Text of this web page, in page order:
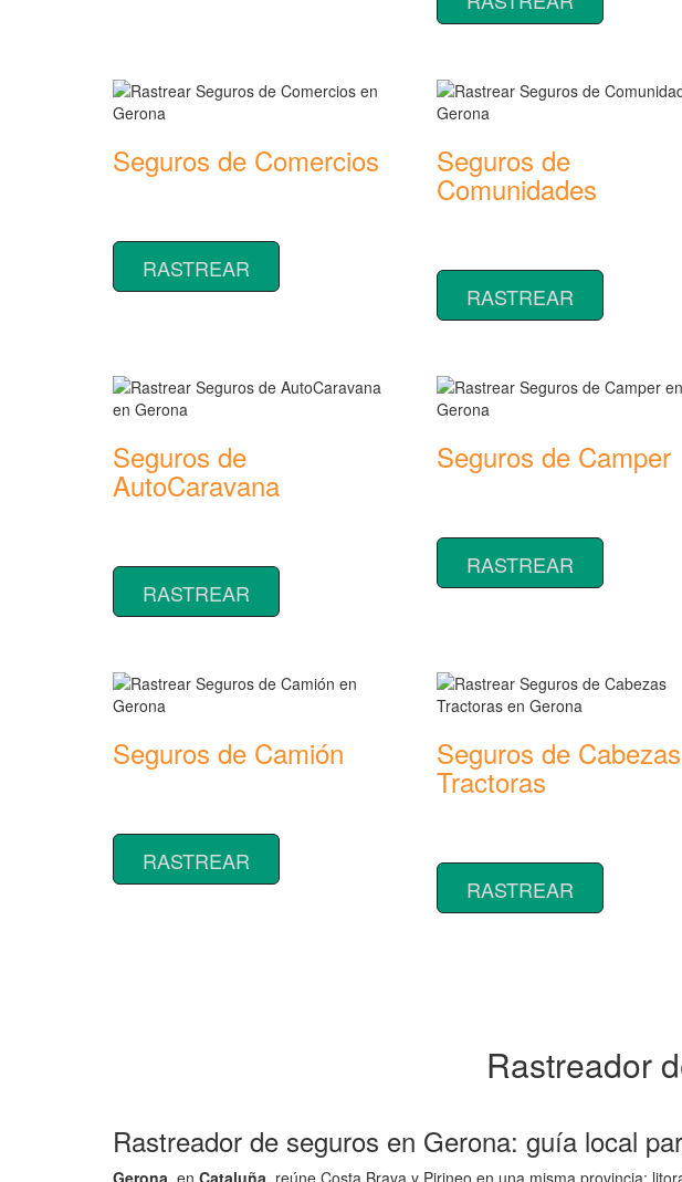
Seguros de Comercios
RASTREAR
Seguros de
Comunidades
RASTREAR
Seguros de
AutoCaravana
RASTREAR
Seguros de Camper
RASTREAR
Seguros de Camión
RASTREAR
Seguros de Cabezas
Tractoras
RASTREAR
Rastreador
Rastreador de seguros en Gerona: guía local
Gerona, en Cataluña, reúne Costa Brava y Pirineo en una misma provincia: